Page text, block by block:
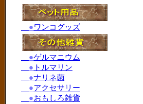
●ワンコグッズ
●ゲルマニウム
● トルマリン
●ナリネ菌
●アクセサリー
●おもしろ雑貨